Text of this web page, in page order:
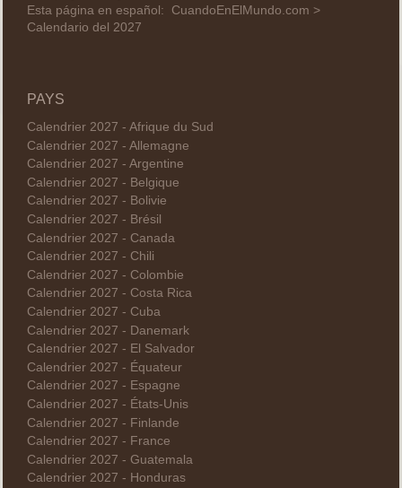
Esta página en español: CuandoEnElMundo.com >
Calendario del 2027
PAYS
Calendrier 2027 - Afrique du Sud
Calendrier 2027 - Allemagne
Calendrier 2027 - Argentine
Calendrier 2027 - Belgique
Calendrier 2027 - Bolivie
Calendrier 2027 - Brésil
Calendrier 2027 - Canada
Calendrier 2027 - Chili
Calendrier 2027 - Colombie
Calendrier 2027 - Costa Rica
Calendrier 2027 - Cuba
Calendrier 2027 - Danemark
Calendrier 2027 - El Salvador
Calendrier 2027 - Équateur
Calendrier 2027 - Espagne
Calendrier 2027 - États-Unis
Calendrier 2027 - Finlande
Calendrier 2027 - France
Calendrier 2027 - Guatemala
Calendrier 2027 - Honduras